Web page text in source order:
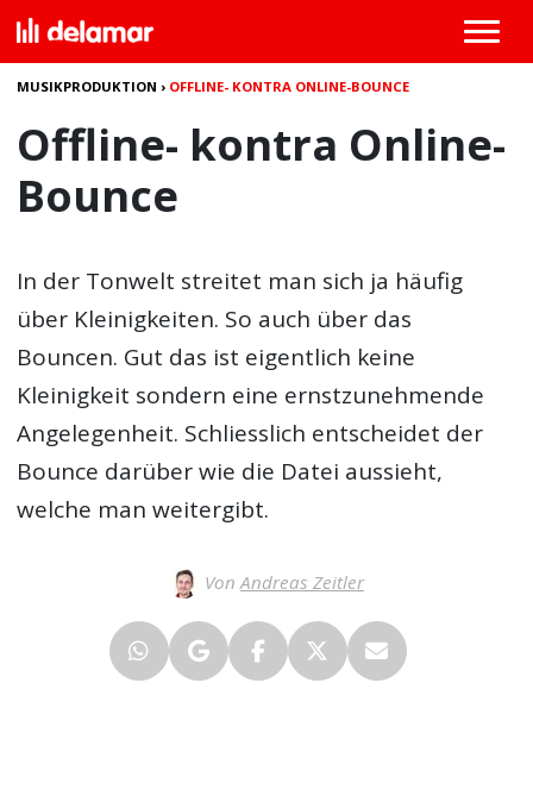
MUSIKPRODUKTION › OFFLINE- KONTRA ONLINE-BOUNCE
Offline- kontra Online-
Bounce
In der Tonwelt streitet man sich ja häufig
über Kleinigkeiten. So auch über das
Bouncen. Gut das ist eigentlich keine
Kleinigkeit sondern eine ernstzunehmende
Angelegenheit. Schliesslich entscheidet der
Bounce darüber wie die Datei aussieht,
welche man weitergibt.
Von Andreas Zeitler